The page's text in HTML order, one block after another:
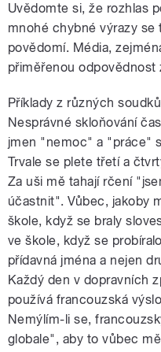
Uvědomte si, že rozhlas
mnohé chybné výrazy
povědomí. Média,
přiměřenou odpovědnost
Příklady z různých
Nesprávné skloňování
jmen "nemoc" a "práce"
Trvale se plete třetí a
Za uši mě tahají rčení
účastnit". Vůbec, jakoby
škole, když se braly
ve škole, když se
přídavná jména a nejen
Každý den v dopravních
používá francouzská
Nemýlím-li se,
globale", aby to vůbec